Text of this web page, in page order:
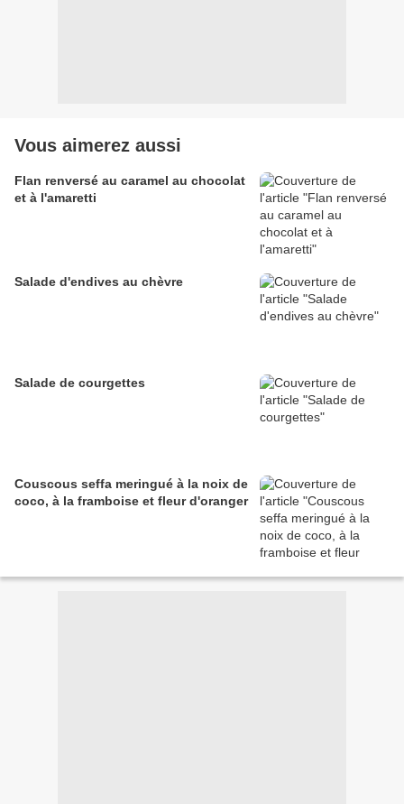
Vous aimerez aussi
Flan renversé au caramel au chocolat
et à l'amaretti
Salade d'endives au chèvre
Salade de courgettes
Couscous seffa meringué à la noix de
coco, à la framboise et fleur d'oranger